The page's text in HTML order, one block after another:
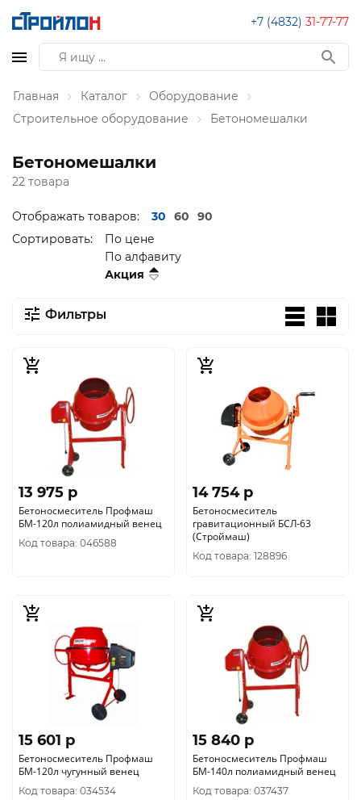
+7 (4832) 31-77-77
Главная Каталог
Оборудование
Строительное оборудование
Бетономешалки
Бетономешалки
22 товара
Отображать товаров: 30 60
90
Сортировать:
По цене
По алфавиту
Акция
Фильтры
13 975 p
Бетоносмеситель Профмаш
БМ-120л полиамидный венец
Код товара: 046588
14 754 p
Бетоносмеситель
гравитационный БСЛ-63
(Строймаш)
Код товара: 128896
15 601 p
Бетоносмеситель Профмаш
БМ-120л чугунный венец
Код товара: 034534
15 840 p
Бетоносмеситель Профмаш
БМ-140л полиамидный венец
Код товара: 037437